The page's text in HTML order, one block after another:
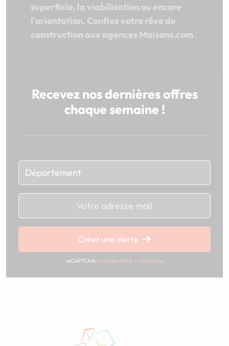
superficie, la viabilisation ou encore
l'orientation. Confiez votre rêve de
construction aux agences Maisons.com.
Recevez nos dernières offres
chaque semaine !
Chargement...
Créer une alerte
reCAPTCHA Confidentialité - Conditions